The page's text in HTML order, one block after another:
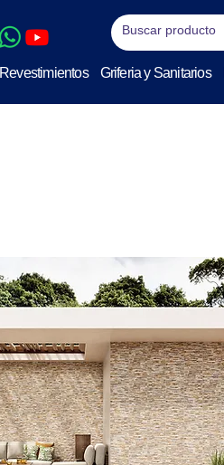
Revestimientos Griferia y Sanitarios